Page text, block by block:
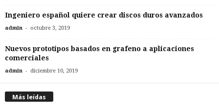
Ingeniero español quiere crear discos duros avanzados
admin - octubre 3, 2019
Nuevos prototipos basados en grafeno a aplicaciones
comerciales
admin - diciembre 10, 2019
Más leídas